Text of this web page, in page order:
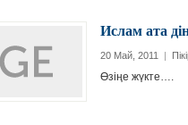
Ислам ата
20 Май, 2011 |
Өзіңе жүкте….